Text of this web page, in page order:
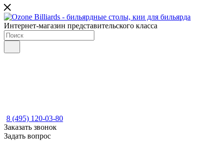
Интернет-магазин представительского класса
8 (495) 120-03-80
Заказать звонок
Задать вопрос